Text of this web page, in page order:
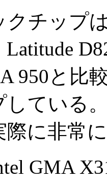
チップ
950と比
ている
際に非常
GMA